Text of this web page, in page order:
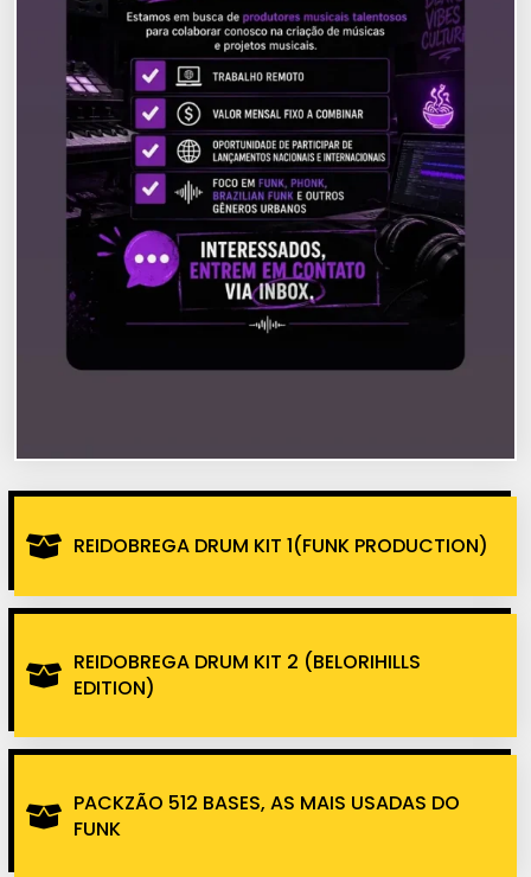
REIDOBREGA DRUM KIT 1(FUNK PRODUCTION)
REIDOBREGA DRUM KIT 2 (BELORIHILLS
EDITION)
PACKZÃO 512 BASES, AS MAIS USADAS DO
FUNK